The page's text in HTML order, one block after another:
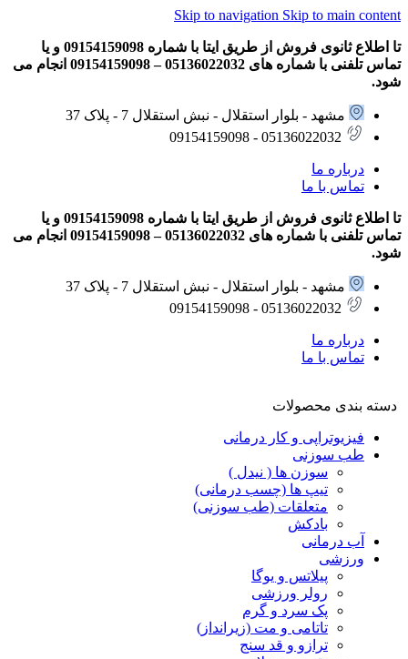
Skip to navigation Skip to main content
تا اطلاع ثانوی فروش از طریق ایتا با شماره 09154159098 و یا
تماس تلفنی با شماره های 05136022032 – 09154159098 انجام می
شود.
مشهد - بلوار استقلال - نبش استقلال 7 - پلاک 37
05136022032 - 09154159098
درباره ما
تماس با ما
تا اطلاع ثانوی فروش از طریق ایتا با شماره 09154159098 و یا
تماس تلفنی با شماره های 05136022032 – 09154159098 انجام می
شود.
مشهد - بلوار استقلال - نبش استقلال 7 - پلاک 37
05136022032 - 09154159098
درباره ما
تماس با ما
دسته بندی محصولات
فیزیوتراپی و کار درمانی
طب سوزنی
سوزن ها ( نیدل )
تیپ ها (چسب درمانی)
متعلقات (طب سوزنی)
بادکش
آب درمانی
ورزشی
پیلاتس و یوگا
رولر ورزشی
پک سرد و گرم
تاتامی و مت (زیرانداز)
ترازو و قد سنج